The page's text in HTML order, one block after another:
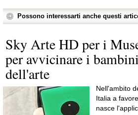
Possono interessarti anche questi
Sky Arte HD per i
per avvicinare i
dell'arte
Nell'ambito
Italia a
nasce